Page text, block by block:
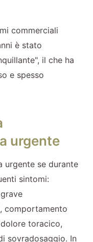
commerciali
è stato
il che ha
e spesso
urgente
urgente se durante
sintomi:
comportamento
toracico,
sovradosaggio. In